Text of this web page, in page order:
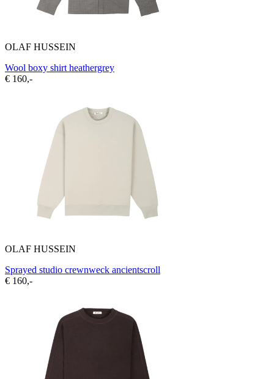
OLAF HUSSEIN
Wool boxy shirt heathergrey
€ 160,-
OLAF HUSSEIN
Sprayed studio crewnweck ancientscroll
€ 160,-